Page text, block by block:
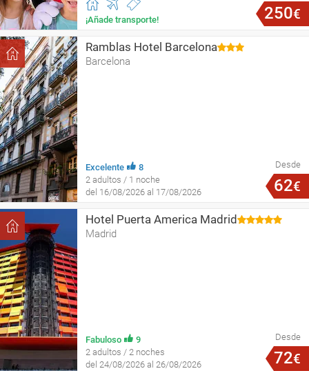
¡Añade transporte! 250€
Ramblas Hotel Barcelona
Barcelona
Excelente
8
2 adultos / 1 noche
del 16/08/2026 al 17/08/2026
Desde
62€
Hotel Puerta America Madrid
Madrid
Fabuloso
9
2 adultos / 2 noches
del 24/08/2026 al 26/08/2026
Desde
72€